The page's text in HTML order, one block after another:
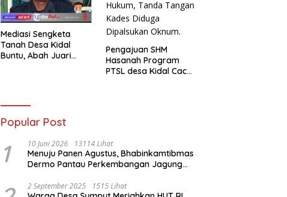
Mediasi Sengketa
Tanah Desa Kidal
Buntu, Abah Juari
Membatalkan Hak
Warga.
Pengajuan SHM
Hasanah Program
PTSL desa Kidal Cacat
Popular Post
1 10 Juni 2026 13114 Lihat
Menuju Panen Agustus, Bhabinkamtibmas
Dermo Pantau Perkembangan Jagung
2 September 2025 1515 Lihat